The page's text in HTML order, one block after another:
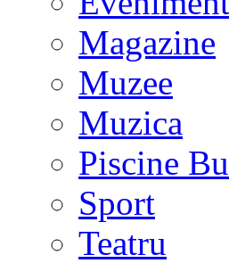
Magazine
Muzee
Muzica
Piscine
Sport
Teatru